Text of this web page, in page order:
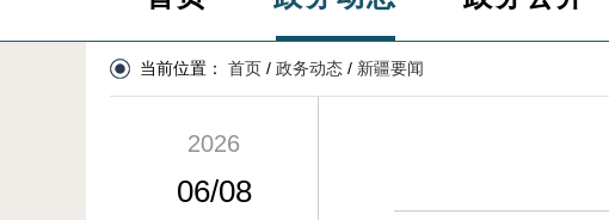
当前位置： 首页 / 政务动态 / 新疆要闻
2026
06/08